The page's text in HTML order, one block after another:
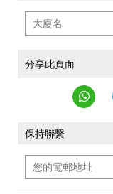
分享此頁面
保持聯繫